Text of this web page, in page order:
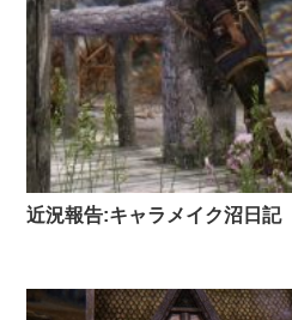
近況報告:キャラメイク沼日記